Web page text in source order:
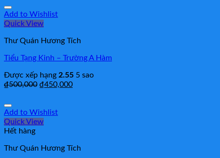
Add to Wishlist
Quick View
Thư Quán Hương Tích
Tiểu Tạng Kinh – Trường A Hàm
Được xếp hạng 2.55 5 sao
₫500,000 ₫450,000
Add to Wishlist
Quick View
Hết hàng
Thư Quán Hương Tích